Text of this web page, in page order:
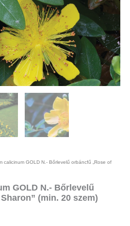
calicinum GOLD N.- Bőrlevelű orbáncfű „Rose of
GOLD N.- Bőrlevelű
(min. 20 szem)